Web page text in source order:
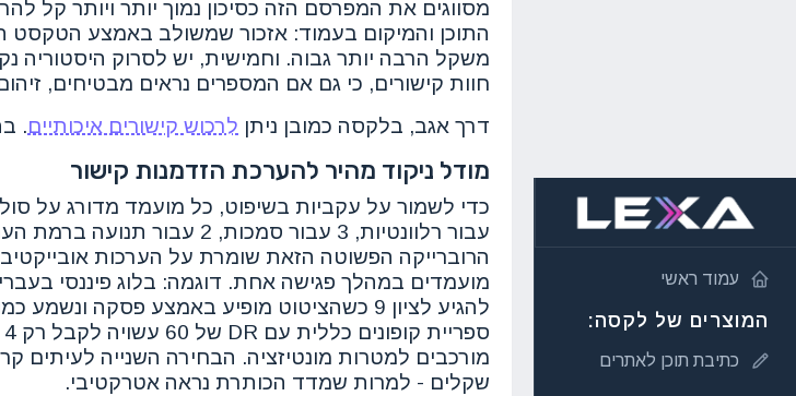
עמוד ראשי
המוצרים של לקסה:
כתיבת תוכן לאתרים
מסווגים את המפרסם הזה כסיכון נמוך יותר ויותר קל
התוכן והמיקום בעמוד: אזכור שמשולב באמצע הטקסט
משקל הרבה יותר גבוה. וחמישית, יש לסרוק היסטוריה
חוות קישורים, כי גם אם המספרים נראים מבטיחים,
דרך אגב, בלקסה כמובן ניתן לרכוש קישורים איכותיים.
מודל ניקוד מהיר להערכת הזדמנות קישור
הרוברייקה הפשוטה הזאת שומרת על הערכות
להגיע לציון 9 כשהציטוט מופיע באמצע פסקה
מורכבים למטרות מונטיזציה. הבחירה השנייה לעיתים
שקלים - למרות שמדד הכותרת נראה אטרקטיבי.